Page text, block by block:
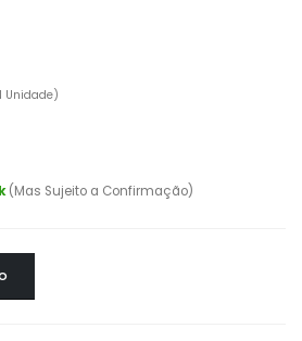
Unidade)
(Mas Sujeito a Confirmação)